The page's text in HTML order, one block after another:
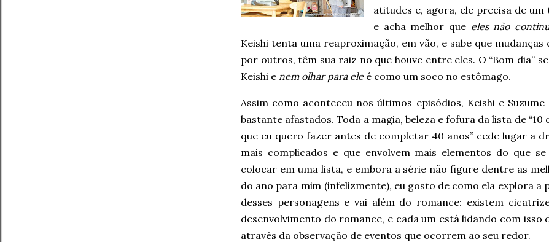
atitudes e, agora, ele precisa de
e acha melhor que eles não
Keishi tenta uma reaproximação, em vão, e sabe que
por outros, têm sua raiz no que houve entre eles. O “Bom dia”
Keishi e nem olhar para eleé como um soco no estômago.
Assim como aconteceu nos últimos episódios, Keishi e Suzume
bastante afastados. Toda a magia, beleza e fofura da lista de “10
que eu quero fazer antes de completar 40 anos” cede lugar a
mais complicados e que envolvem mais elementos do que
colocar em uma lista, e embora a série não figure dentre as
do ano para mim (infelizmente), eu gosto de como ela explora a
desses personagens e vai além do romance: existem
desenvolvimento do romance, e cada um está lidando com isso
através da observação de eventos que ocorrem ao seu redor.